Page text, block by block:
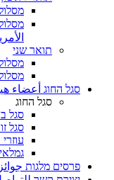
תואר שני
סגל החוג أعضاء
סגל החוג
סגל
סגל
פרסים מלגות